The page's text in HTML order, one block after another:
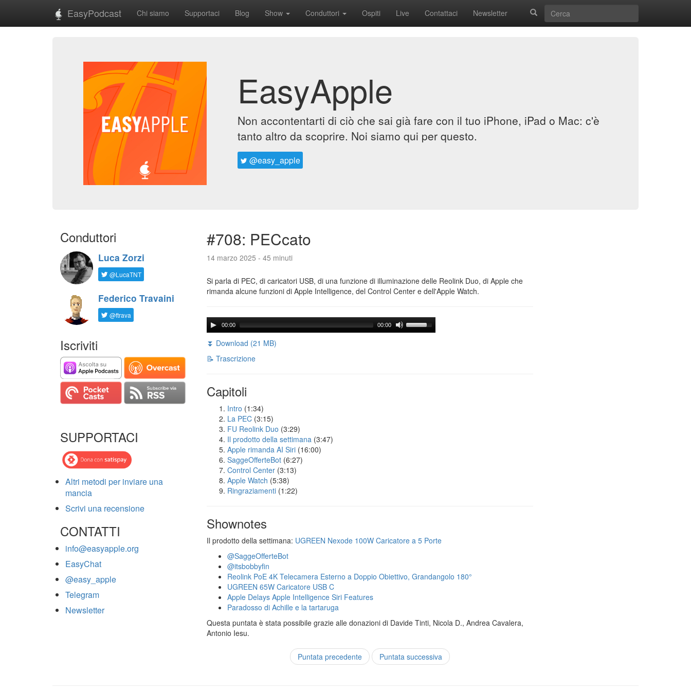
EasyPodcast Chi siamo Supportaci Blog Show Conduttori Ospiti Live Contattaci Newsletter
EasyApple
Non accontentarti di ciò che sai già fare con il tuo iPhone, iPad o Mac: c'è
tanto altro da scoprire. Noi siamo qui per questo.
@easy_apple
Conduttori
Luca Zorzi
@LucaTNT
Federico Travaini
@ftrava
Iscriviti
SUPPORTACI
Altri metodi per inviare una
mancia
Scrivi una recensione
CONTATTI
info@easyapple.org
EasyChat
@easy_apple
Telegram
Newsletter
#708: PECcato
14 marzo 2025 - 45 minuti
Si parla di PEC, di caricatori USB, di una funzione di illuminazione delle Reolink Duo, di Apple che
rimanda alcune funzioni di Apple Intelligence, del Control Center e dell'Apple Watch.
00:00 00:00
⏬ Download (21 MB)
📝 Trascrizione
Capitoli
Intro (1:34)
La PEC (3:15)
FU Reolink Duo (3:29)
Il prodotto della settimana (3:47)
Apple rimanda AI Siri (16:00)
SaggeOfferteBot (6:27)
Control Center (3:13)
Apple Watch (5:38)
Ringraziamenti (1:22)
Shownotes
Il prodotto della settimana: UGREEN Nexode 100W Caricatore a 5 Porte
@SaggeOfferteBot
@itsbobbyfin
Reolink PoE 4K Telecamera Esterno a Doppio Obiettivo, Grandangolo 180°
UGREEN 65W Caricatore USB C
Apple Delays Apple Intelligence Siri Features
Paradosso di Achille e la tartaruga
Questa puntata è stata possibile grazie alle donazioni di Davide Tinti, Nicola D., Andrea Cavalera,
Antonio Iesu.
Puntata precedente Puntata successiva